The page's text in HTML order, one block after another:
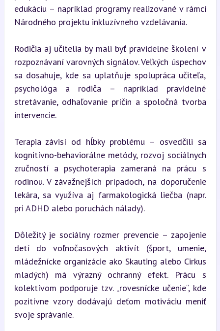
edukáciu – napríklad programy realizované v rámci
Národného projektu inkluzívneho vzdelávania.
Rodičia aj učitelia by mali byť pravidelne školení v
rozpoznávaní varovných signálov. Veľkých úspechov
sa dosahuje, kde sa uplatňuje spolupráca učiteľa,
psychológa a rodiča – napríklad pravidelné
stretávanie, odhaľovanie príčin a spoločná tvorba
intervencie.
Terapia závisí od hĺbky problému – osvedčili sa
kognitívno-behaviorálne metódy, rozvoj sociálnych
zručností a psychoterapia zameraná na prácu s
rodinou. V závažnejších prípadoch, na doporučenie
lekára, sa využíva aj farmakologická liečba (napr.
pri ADHD alebo poruchách nálady).
Dôležitý je sociálny rozmer prevencie – zapojenie
detí do voľnočasových aktivít (šport, umenie,
mládežnícke organizácie ako Skauting alebo Cirkus
mladých) má výrazný ochranný efekt. Prácu s
kolektívom podporuje tzv. „rovesnícke učenie“, kde
pozitívne vzory dodávajú deťom motiváciu meniť
svoje správanie.